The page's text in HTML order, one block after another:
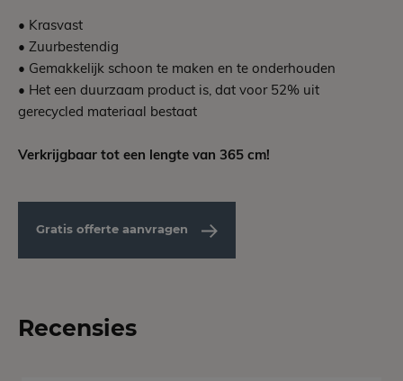
• Krasvast
• Zuurbestendig
• Gemakkelijk schoon te maken en te onderhouden
• Het een duurzaam product is, dat voor 52% uit
gerecycled materiaal bestaat
Verkrijgbaar tot een lengte van 365 cm!
Gratis offerte aanvragen
Recensies